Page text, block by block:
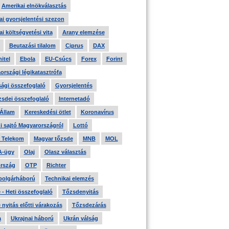
Amerikai elnökválasztás
gyorsjelentési szezon
költségvetési vita Arany elemzése
Beutazási tilalom Ciprus DAX
Ebola EU-Csúcs Forex Forint
légikatasztrófa
összefoglaló Gyorsjelentés
összefoglaló Internetadó
Kereskedési ötlet Koronavírus
sajtó Magyarországról Lottó
Telekom Magyar tőzsde MNB MOL
ügy Olaj Olasz választás
OTP Richter
Technikai elemzés
- Heti összefoglaló Tőzsdenyitás
nyitás előtti várakozás Tőzsdezárás
Ukrajnai háború Ukrán válság